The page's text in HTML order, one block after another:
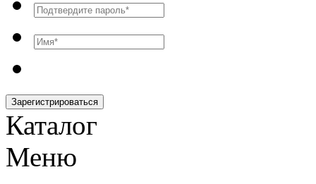
Зарегистрироваться
Каталог
Меню